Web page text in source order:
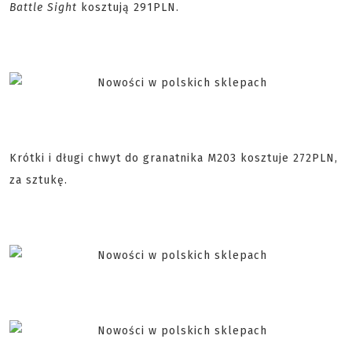
Battle Sight kosztują 291PLN.
Krótki i długi chwyt do granatnika M203 kosztuje 272PLN,
za sztukę.